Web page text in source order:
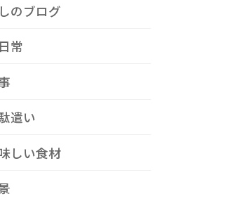
のブログ
常
遣い
しい食材